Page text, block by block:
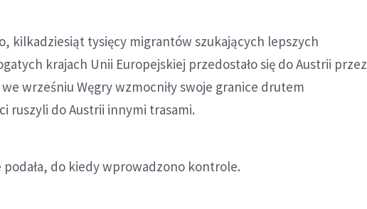
kilkadziesiąt tysięcy migrantów szukających lepszych
krajach Unii Europejskiej przedostało się do Austrii przez
wrześniu Węgry wzmocniły swoje granice drutem
ruszyli do Austrii innymi trasami.
podała, do kiedy wprowadzono kontrole.